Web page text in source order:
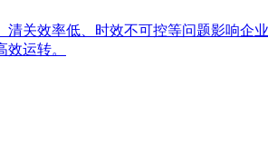
关效率低、时效不可控等问题影响
运转。